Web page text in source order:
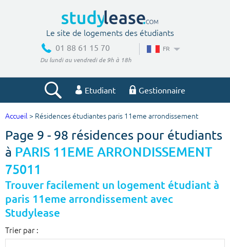
Le site de logements des étudiants
01 88 61 15 70
Du lundi au vendredi de 9h à 18h
FR
Etudiant Gestionnaire
Votre recherche
Ville, école
Budget min Budget max
Surface min Surface max
Accueil > Résidences étudiantes paris 11eme arrondissement
Page 9 - 98 résidences pour étudiants
à PARIS 11EME ARRONDISSEMENT
75011
Trouver facilement un logement étudiant à
paris 11eme arrondissement avec
Studylease
Trier par :